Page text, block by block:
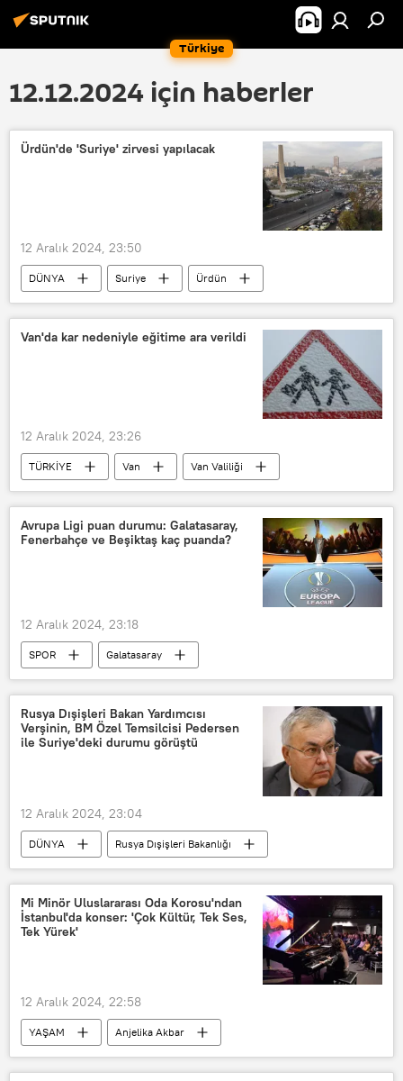
Türkiye
12.12.2024 için haberler
Ürdün'de 'Suriye' zirvesi yapılacak
12 Aralık 2024, 23:50
DÜNYA Suriye
Ürdün
Ortadoğu
Türkiye
Dışişleri Bakanlığı
ABD
AB
Van'da kar nedeniyle eğitime ara verildi
12 Aralık 2024, 23:26
TÜRKİYE Van
Van Valiliği
Kar
Kar tatili
Buzlanma
Sis
Avrupa Ligi puan durumu: Galatasaray,
Fenerbahçe ve Beşiktaş kaç puanda?
12 Aralık 2024, 23:18
SPOR
Galatasaray
Fenerbahçe
Beşiktaş
UEFA
UEFA Avrupa Ligi
Puan sistemi
Puan
Baraj puanı
Avrupa
Rusya Dışişleri Bakan Yardımcısı
Verşinin, BM Özel Temsilcisi Pedersen
ile Suriye'deki durumu görüştü
12 Aralık 2024, 23:04
DÜNYA
Rusya Dışişleri Bakanlığı
Sergey Verşinin
Geir Pedersen
Birleşmiş Milletler (BM)
özel temsilci
Suriye
Ortadoğu
Mi Minör Uluslararası Oda Korosu'ndan
İstanbul'da konser: 'Çok Kültür, Tek Ses,
Tek Yürek'
12 Aralık 2024, 22:58
YAŞAM
Anjelika Akbar
Sovyetler Birliği
Konser